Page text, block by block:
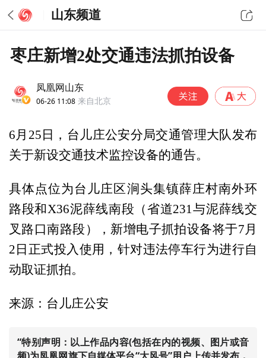
山东频道
枣庄新增2处交通违法抓拍设备
凤凰网山东
06-26 11:08 来自北京
6月25日，台儿庄公安分局交通管理大队发布
关于新设交通技术监控设备的通告。
具体点位为台儿庄区涧头集镇薛庄村南外环
路段和X36泥薛线南段（省道231与泥薛线交
叉路口南路段），新增电子抓拍设备将于7月
2日正式投入使用，针对违法停车行为进行自
动取证抓拍。
来源：台儿庄公安
“特别声明：以上作品内容(包括在内的视频、图片或音
频)为凤凰网旗下自媒体平台“大风号”用户上传并发布，